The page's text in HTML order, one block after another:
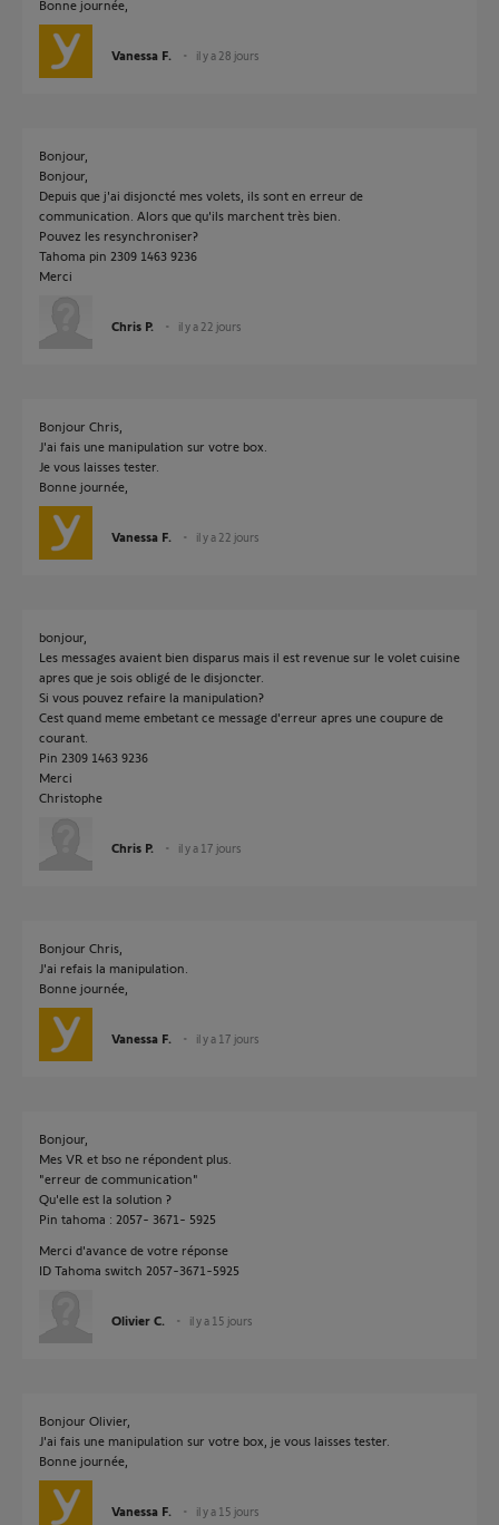
Bonne journée,
Vanessa F. il y a 28 jours
Bonjour,
Bonjour,
Depuis que j'ai disjoncté mes volets, ils sont en erreur de
communication. Alors que qu'ils marchent très bien.
Pouvez les resynchroniser?
Tahoma pin 2309 1463 9236
Merci
Chris P. il y a 22 jours
Bonjour Chris,
J'ai fais une manipulation sur votre box.
Je vous laisses tester.
Bonne journée,
Vanessa F. il y a 22 jours
bonjour,
Les messages avaient bien disparus mais il est revenue sur le volet cuisine
apres que je sois obligé de le disjoncter.
Si vous pouvez refaire la manipulation?
Cest quand meme embetant ce message d'erreur apres une coupure de
courant.
Pin 2309 1463 9236
Merci
Christophe
Chris P. il y a 17 jours
Bonjour Chris,
J'ai refais la manipulation.
Bonne journée,
Vanessa F. il y a 17 jours
Bonjour,
Mes VR et bso ne répondent plus.
"erreur de communication"
Qu'elle est la solution ?
Pin tahoma : 2057- 3671- 5925
Merci d'avance de votre réponse
ID Tahoma switch 2057-3671-5925
Olivier C. il y a 15 jours
Bonjour Olivier,
J'ai fais une manipulation sur votre box, je vous laisses tester.
Bonne journée,
Vanessa F. il y a 15 jours